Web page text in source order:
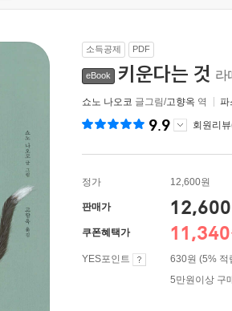
소득공제 PDF
eBook 키운다는 것 라
쇼노 나오코 글그림/고향옥 역 파
9.9 회원리
정가 12,600원
판매가 12,600
쿠폰혜택가 11,340
YES포인트
630원 (5% 적
5만원이상 구